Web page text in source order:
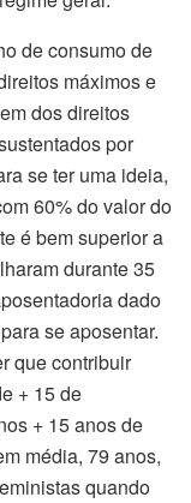
de consumo de
máximos e
dos direitos
por
se ter uma ideia,
60% do valor do
é bem superior a
durante 35
dado
se aposentar.
que contribuir
+ 15 de
+ 15 anos de
média, 79 anos,
quando